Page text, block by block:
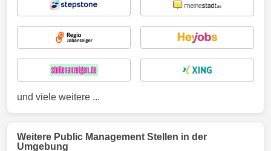
und viele weitere ...
Weitere Public Management Stellen in der
Umgebung